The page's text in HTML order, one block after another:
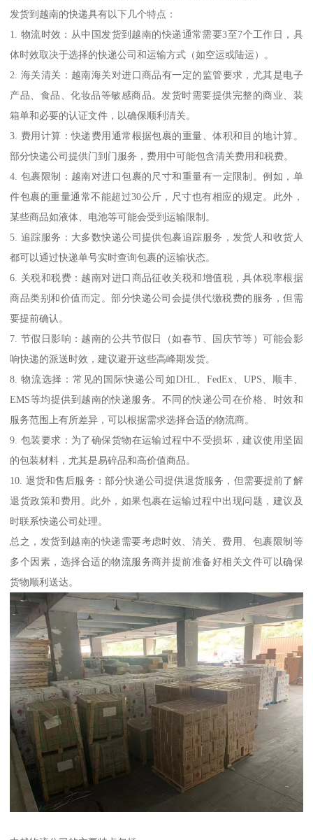
发货到越南的快递具有以下几个特点：
1. 物流时效：从中国发货到越南的快递通常需要3至7个工作日，具
体时效取决于选择的快递公司和运输方式（如空运或陆运）。
2. 海关清关：越南海关对进口商品有一定的监管要求，尤其是电子
产品、食品、化妆品等敏感商品。发货时需要提供完整的商业、装
箱单和必要的认证文件，以确保顺利清关。
3. 费用计算：快递费用通常根据包裹的重量、体积和目的地计算。
部分快递公司提供门到门服务，费用中可能包含清关费用和税费。
4. 包裹限制：越南对进口包裹的尺寸和重量有一定限制。例如，单
件包裹的重量通常不能超过30公斤，尺寸也有相应的规定。此外，
某些商品如液体、电池等可能会受到运输限制。
5. 追踪服务：大多数快递公司提供包裹追踪服务，发货人和收货人
都可以通过快递单号实时查询包裹的运输状态。
6. 关税和税费：越南对进口商品征收关税和增值税，具体税率根据
商品类别和价值而定。部分快递公司会提供代缴税费的服务，但需
要提前确认。
7. 节假日影响：越南的公共节假日（如春节、国庆节等）可能会影
响快递的派送时效，建议避开这些高峰期发货。
8. 物流选择：常见的国际快递公司如DHL、FedEx、UPS、顺丰、
EMS等均提供到越南的快递服务。不同的快递公司在价格、时效和
服务范围上有所差异，可以根据需求选择合适的物流商。
9. 包装要求：为了确保货物在运输过程中不受损坏，建议使用坚固
的包装材料，尤其是易碎品和高价值商品。
10. 退货和售后服务：部分快递公司提供退货服务，但需要提前了解
退货政策和费用。此外，如果包裹在运输过程中出现问题，建议及
时联系快递公司处理。
总之，发货到越南的快递需要考虑时效、清关、费用、包裹限制等
多个因素，选择合适的物流服务商并提前准备好相关文件可以确保
货物顺利送达。